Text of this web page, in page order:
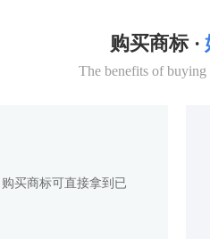
购买商标 ·
The benefits of buying
买商标可直接拿到已